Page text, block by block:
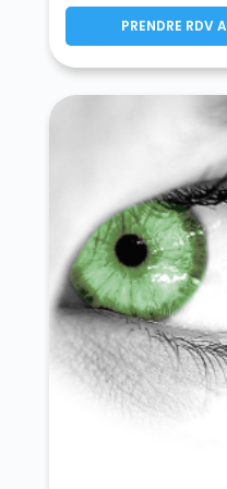
Fontenay-lès-Briis
Fontenay-le-Vicomte
Forges-les-Bains
Gif-sur-Yvette 91190
Gironville-sur-
Gometz-la-Ville
Gometz-le-Châtel
Guigneville-sur-
Guillerval 91690
Janville-sur-Juine
Juvisy-sur-Orge 91260
La Forêt-le-Roi 91410
La Forêt-Sainte-Croix
La Norville 91290
La Ville-du-Bois 91140
Le Coudray-
Le Plessis-Pâté 91220
Le Val-Saint-Germain
PRENDRE RDV